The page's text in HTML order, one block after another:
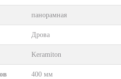
панорамная
Дрова
Keramiton
400 мм